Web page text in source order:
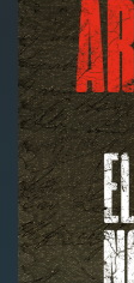
Reservas
Nosotros